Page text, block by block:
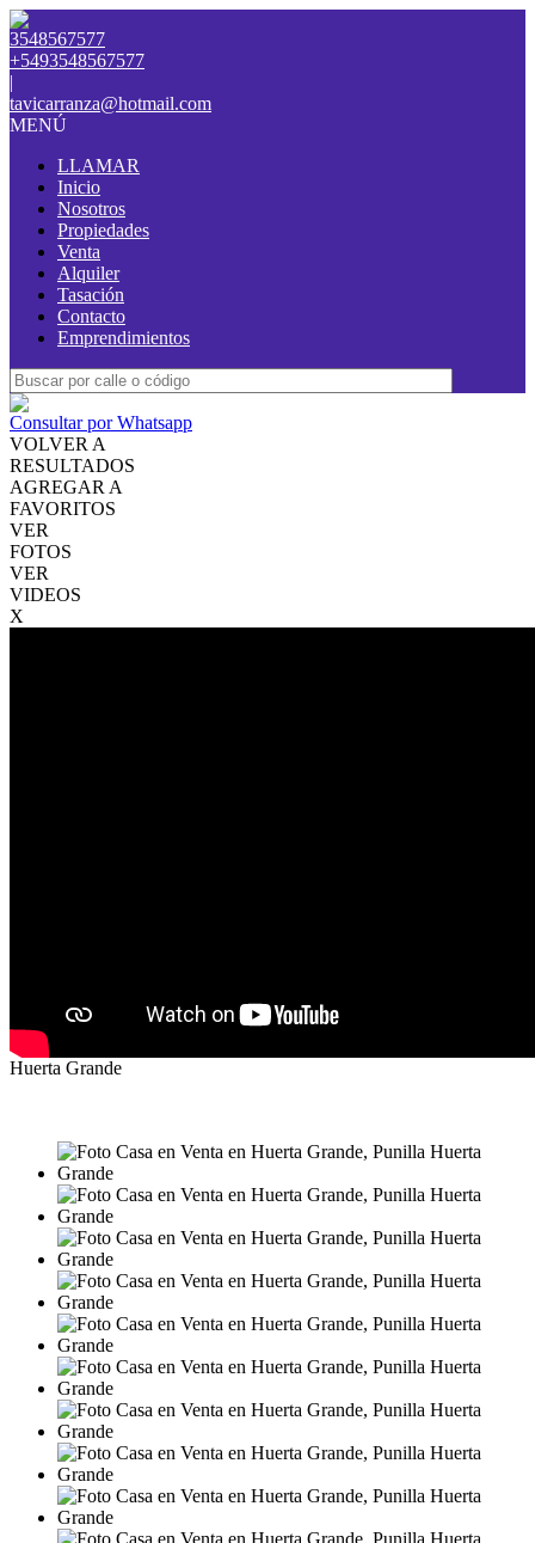
3548567577
+5493548567577
|
tavicarranza@hotmail.com
MENÚ
LLAMAR
Inicio
Nosotros
Propiedades
Venta
Alquiler
Tasación
Contacto
Emprendimientos
Consultar por Whatsapp
VOLVER A
RESULTADOS
AGREGAR A
FAVORITOS
VER
FOTOS
VER
VIDEOS
X
Huerta Grande